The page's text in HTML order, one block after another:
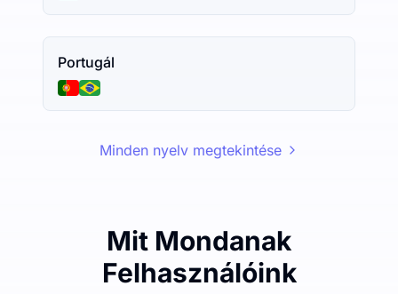
Portugál
Minden nyelv megtekintése
Mit Mondanak
Felhasználóink